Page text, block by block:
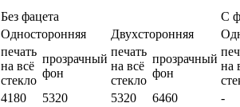
Без фацета
С
Односторонняя
Двухсторонняя
печать
на всё
стекло
прозрачный
фон
печать
на всё
стекло
прозрачный
фон
на
4180 5320 5320 6460
-